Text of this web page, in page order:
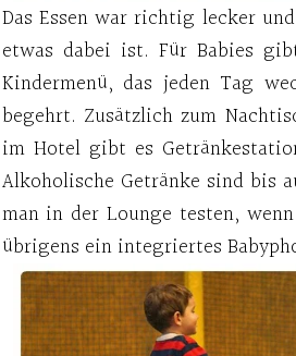
Das Essen war richtig lecker
etwas dabei ist. Für Babies
Kindermenü, das jeden Tag
begehrt. Zusätzlich zum
im Hotel gibt es
Alkoholische Getränke sind bis
man in der Lounge testen,
übrigens ein integriertes